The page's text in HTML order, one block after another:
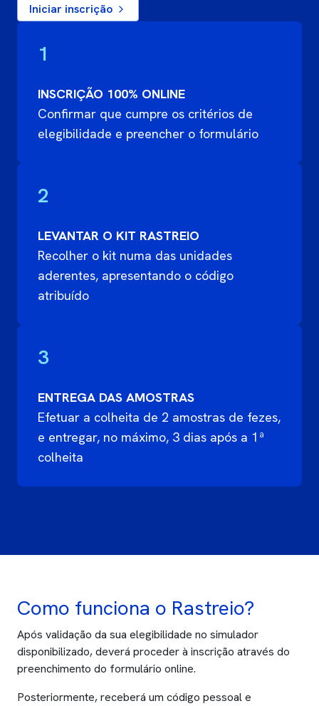
Iniciar inscrição
1
INSCRIÇÃO 100% ONLINE
Confirmar que cumpre os critérios de
elegibilidade e preencher o formulário
2
LEVANTAR O KIT RASTREIO
Recolher o kit numa das unidades
aderentes, apresentando o código
atribuído
3
ENTREGA DAS AMOSTRAS
Efetuar a colheita de 2 amostras de fezes,
e entregar, no máximo, 3 dias após a 1ª
colheita
Como funciona o Rastreio?
Após validação da sua elegibilidade no simulador
disponibilizado, deverá proceder à inscrição através do
preenchimento do formulário online.
Posteriormente, receberá um código pessoal e